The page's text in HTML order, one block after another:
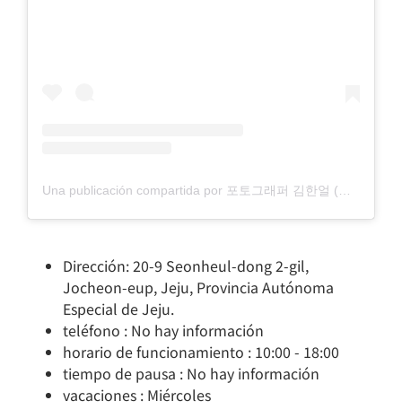
Dirección: 20-9 Seonheul-dong 2-gil,
Jocheon-eup, Jeju, Provincia Autónoma
Especial de Jeju.
teléfono : No hay información
horario de funcionamiento : 10:00 - 18:00
tiempo de pausa : No hay información
vacaciones : Miércoles